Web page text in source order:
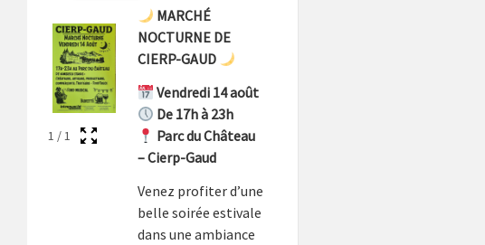
1 /1
MARCHÉ
NOCTURNE DE
CIERP-GAUD
Vendredi 14 août
De 17h à 23h
Parc du Château
– Cierp-Gaud
Venez profiter d’une
belle soirée estivale
dans une ambiance